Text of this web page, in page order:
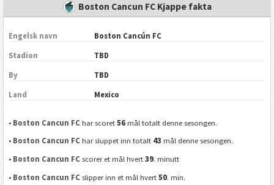
Boston Cancun FC Kjappe fakta
Engelsk navn Boston Cancún FC
Stadion TBD
By TBD
Land Mexico
• Boston Cancun FC har scoret56 mål totalt denne sesongen.
• Boston Cancun FC har sluppet inn totalt 43 mål denne sesongen.
• Boston Cancun FC scorer et mål hvert39. minutt
• Boston Cancun FC slipper inn et mål hvert50. min.